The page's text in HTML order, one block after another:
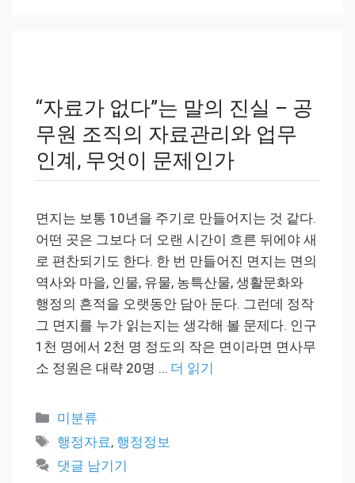
“자료가 없다”는 말의 진실 – 공
무원 조직의 자료관리와 업무
인계, 무엇이 문제인가
면지는 보통 10년을 주기로 만들어지는 것 같다.
어떤 곳은 그보다 더 오랜 시간이 흐른 뒤에야 새
로 편찬되기도 한다. 한 번 만들어진 면지는 면의
역사와 마을, 인물, 유물, 농특산물, 생활문화와
행정의 흔적을 오랫동안 담아 둔다. 그런데 정작
그 면지를 누가 읽는지는 생각해 볼 문제다. 인구
1천 명에서 2천 명 정도의 작은 면이라면 면사무
소 정원은 대략 20명 … 더 읽기
카
테
고
리
미분류
태
그
행정자료, 행정정보
댓글 남기기